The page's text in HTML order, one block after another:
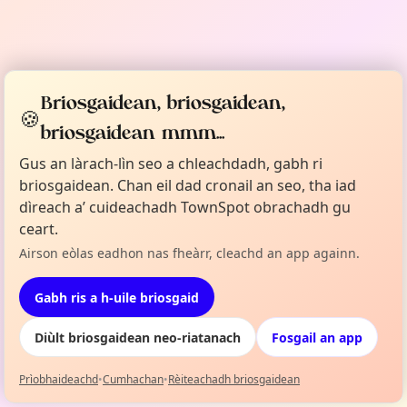
🍪Briosgaidean, briosgaidean,
briosgaidean mmm...
Gus an làrach-lìn seo a chleachdadh, gabh ri
briosgaidean. Chan eil dad cronail an seo, tha iad
dìreach a’ cuideachadh TownSpot obrachadh gu
ceart.
Airson eòlas eadhon nas fheàrr, cleachd an app againn.
Gabh ris a h-uile briosgaid
Diùlt briosgaidean neo-riatanach Fosgail an app
Prìobhaideachd•Cumhachan•Rèiteachadh briosgaidean